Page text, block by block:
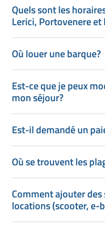
Quels sont les
Lerici, Portovenere et
Où louer une barque?
Est-ce que je peux
mon séjour?
Est-il demandé un
Où se trouvent les
Comment ajouter des
locations (scooter, e-